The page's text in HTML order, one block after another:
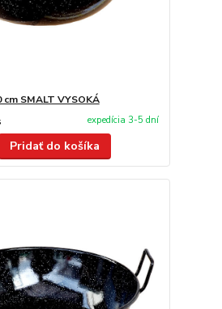
SMALT VYSOKÁ
expedícia 3-5 dní
Pridať do košíka